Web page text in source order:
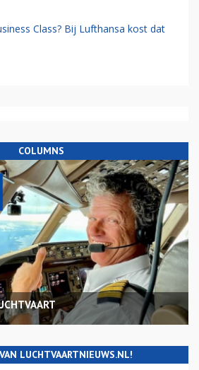
Class? Bij Lufthansa kost dat
COLUMNS
LUCHTVAARTNIEUWS.NL!